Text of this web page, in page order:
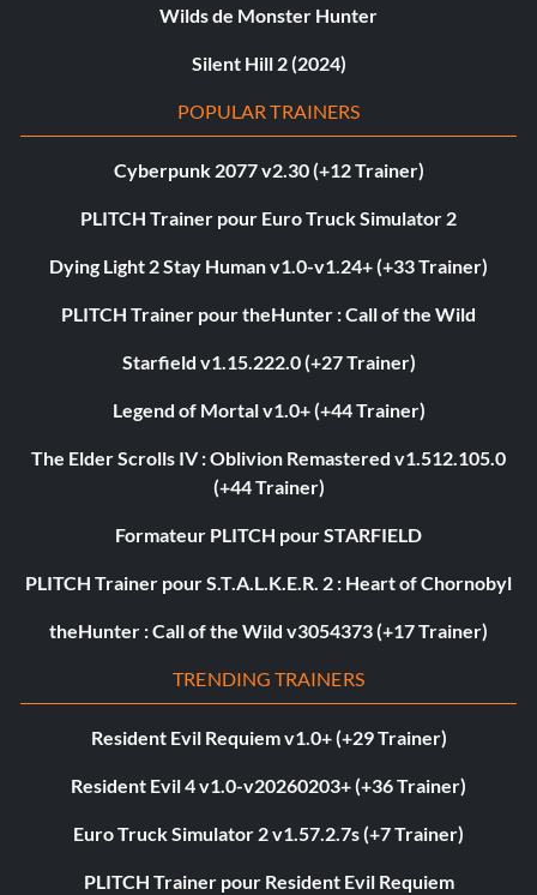
Wilds de Monster Hunter
Silent Hill 2 (2024)
POPULAR TRAINERS
Cyberpunk 2077 v2.30 (+12 Trainer)
PLITCH Trainer pour Euro Truck Simulator 2
Dying Light 2 Stay Human v1.0-v1.24+ (+33 Trainer)
PLITCH Trainer pour theHunter : Call of the Wild
Starfield v1.15.222.0 (+27 Trainer)
Legend of Mortal v1.0+ (+44 Trainer)
The Elder Scrolls IV : Oblivion Remastered v1.512.105.0
(+44 Trainer)
Formateur PLITCH pour STARFIELD
PLITCH Trainer pour S.T.A.L.K.E.R. 2 : Heart of Chornobyl
theHunter : Call of the Wild v3054373 (+17 Trainer)
TRENDING TRAINERS
Resident Evil Requiem v1.0+ (+29 Trainer)
Resident Evil 4 v1.0-v20260203+ (+36 Trainer)
Euro Truck Simulator 2 v1.57.2.7s (+7 Trainer)
PLITCH Trainer pour Resident Evil Requiem